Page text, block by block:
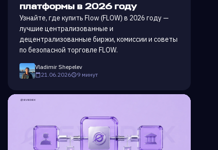
платформы в 2026 году
Узнайте, где купить Flow (FLOW) в 2026 году —
лучшие централизованные и
децентрализованные биржи, комиссии и советы
по безопасной торговле FLOW.
Vladimir Shepelev
21.06.2026
9 минут